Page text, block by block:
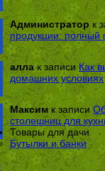
Администраторк
продукции: полный
аллак записиКак
домашних условиях
Максимк записи
столешниц для
Товары для дачи
Бутылки и банки